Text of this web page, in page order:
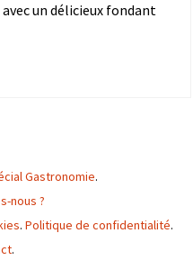
un délicieux fondant
Gastronomie.
nous ?
. Politique de confidentialité.
.